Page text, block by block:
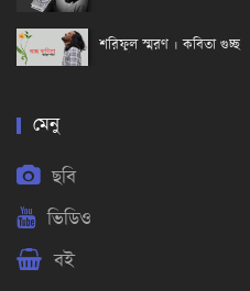
শরিফুল স্মরণ । কবিতা গুচ্ছ
মেনু
ছবি
ভিডিও
বই